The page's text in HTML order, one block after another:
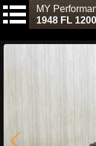
MY
1948 FL 1200